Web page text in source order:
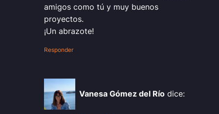
amigos como tú y muy buenos
proyectos.
¡Un abrazote!
Responder
Vanesa Gómez del Río dice: